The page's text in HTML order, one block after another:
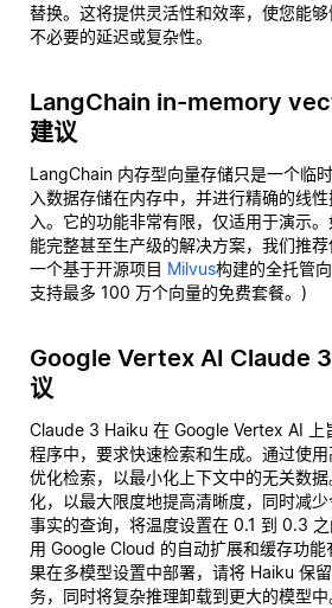
替换。这将提供灵活性和效率，使您能
不必要的延迟或复杂性。
LangChain in-memory
建议
LangChain 内存型向量存储只是一个临
入数据存储在内存中，并进行精确的线
入。它的功能非常有限，仅适用于演示
能完整甚至生产级的解决方案，我们推荐
一个基于开源项目 Milvus构建的全托管
支持最多 100 万个向量的免费套餐。)
Google Vertex AI Claude
议
Claude 3 Haiku 在 Google Vertex AI 上
程序中，要求快速检索和生成。通过使
优化检索，以最小化上下文中的无关数
化，以最大限度地提高清晰度，同时减
事实的查询，将温度设置在 0.1 到 0.3
用 Google Cloud 的自动扩展和缓存功能
果在多模型设置中部署，请将 Haiku 保
务，同时将复杂推理卸载到更大的模型